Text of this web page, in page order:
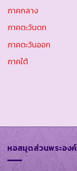
ภาคกลาง
ภาคตะวันตก
ภาคตะวันออก
ภาคใต้
หอสมุดส่วนพระองค์